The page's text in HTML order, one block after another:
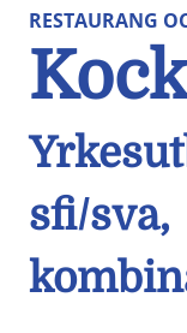
RESTAURANG
Kock
sfi/sva,